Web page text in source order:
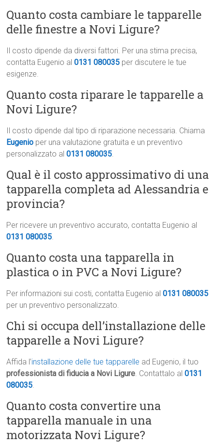
Quanto costa cambiare le tapparelle
delle finestre a Novi Ligure?
Il costo dipende da diversi fattori. Per una stima precisa,
contatta Eugenio al0131 080035 per discutere le tue
esigenze.
Quanto costa riparare le tapparelle a
Novi Ligure?
Il costo dipende dal tipo di riparazione necessaria. Chiama
Eugenio per una valutazione gratuita e un preventivo
personalizzato al0131 080035.
Qual è il costo approssimativo di una
tapparella completa ad Alessandria e
provincia?
Per ricevere un preventivo accurato, contatta Eugenio al
0131 080035.
Quanto costa una tapparella in
plastica o in PVC a Novi Ligure?
Per informazioni sui costi, contatta Eugenio al0131 080035
per un preventivo personalizzato.
Chi si occupa dell’installazione delle
tapparelle a Novi Ligure?
Affida l’installazione delle tue tapparelle ad Eugenio, il tuo
professionista di fiducia a Novi Ligure. Contattalo al0131
080035.
Quanto costa convertire una
tapparella manuale in una
motorizzata Novi Ligure?